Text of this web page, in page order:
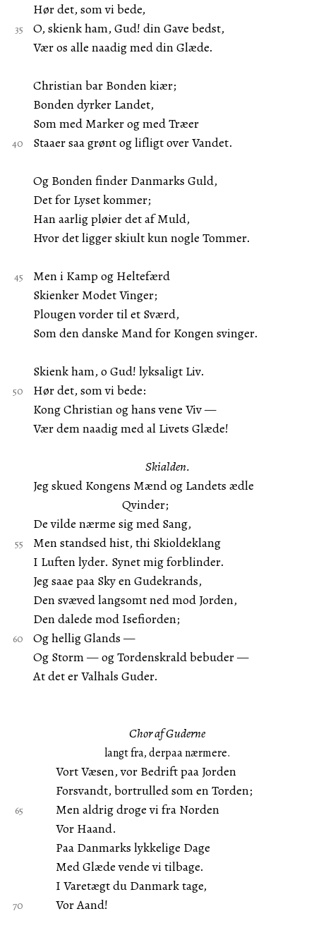
Hør det, som vi bede,
O, skienk ham, Gud! din Gave bedst,
Vær os alle naadig med din Glæde.
Christian bar Bonden kiær;
Bonden dyrker Landet,
Som med Marker og med Træer
Staaer saa grønt og lifligt over Vandet.
Og Bonden finder Danmarks Guld,
Det for Lyset kommer;
Han aarlig pløier det af Muld,
Hvor det ligger skiult kun nogle Tommer.
Men i Kamp og Heltefærd
Skienker Modet Vinger;
Plougen vorder til et Sværd,
Som den danske Mand for Kongen svinger.
Skienk ham, o Gud! lyksaligt Liv.
Hør det, som vi bede:
Kong Christian og hans vene Viv —
Vær dem naadig med al Livets Glæde!
Skialden.
Jeg skued Kongens Mænd og Landets ædle
Qvinder;
De vilde nærme sig med Sang,
Men standsed hist, thi Skioldeklang
I Luften lyder. Synet mig forblinder.
Jeg saae paa Sky en Gudekrands,
Den svæved langsomt ned mod Jorden,
Den dalede mod Isefiorden;
Og hellig Glands —
Og Storm — og Tordenskrald bebuder —
At det er Valhals Guder.
Chor af Guderne
langt fra, derpaa nærmere.
Vort Væsen, vor Bedrift paa Jorden
Forsvandt, bortrulled som en Torden;
Men aldrig droge vi fra Norden
Vor Haand.
Paa Danmarks lykkelige Dage
Med Glæde vende vi tilbage.
I Varetægt du Danmark tage,
Vor Aand!